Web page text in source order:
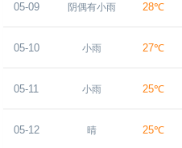
05-09 阴偶有小雨 28℃
05-10 小雨 27℃
05-11 小雨 25℃
05-12 晴 25℃